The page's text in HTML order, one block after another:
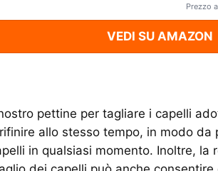
Prezzo
VEDI SU AMAZON
pettine per tagliare i capelli
allo stesso tempo, in modo da
in qualsiasi momento. Inoltre, la